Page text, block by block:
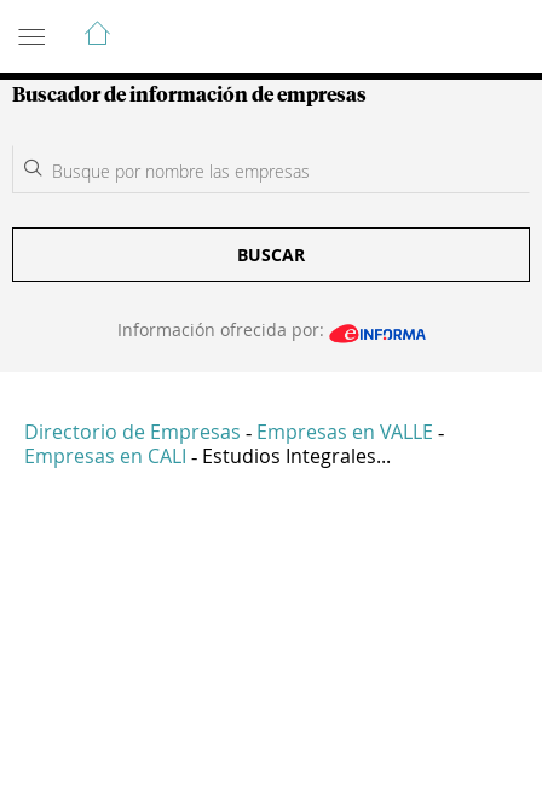
Guía de Empresas Colombianas
Buscador de información de empresas
BUSCAR
Información ofrecida por:
Directorio de Empresas - Empresas en VALLE -
Empresas en CALI - Estudios Integrales...